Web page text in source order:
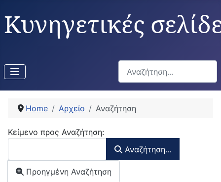
Κυνηγετικές
Αναζήτηση...
Home Αρχείο Αναζήτηση
Φόρμα Αναζήτησης
Κείμενο προς Αναζήτηση:
Αναζήτηση...
Προηγμένη Αναζήτηση